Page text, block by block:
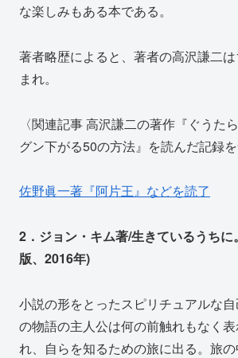
な楽しみもある本である。
著者略歴によると、著者の高沢謙二
まれ。
〈関連記事 高沢謙二の著作『ぐうた
グン下がる50の方法』を読んだ記録を
佐野眞一著『阿片王』などを読了
2．ジョン・キム著/生きているうちに
版、2016年)
小説の形をとったスピリチュアルな
の物語の主人公は何の前触れもなく
れ、自らを知るための旅に出る。旅の